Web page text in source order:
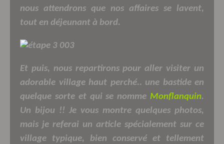
nous attendrons que nos affaires se lavent,
tout en déjeunant à bord.
Et puis, nous repartirons pour aller visiter un
adorable village haut perché.. une bastide en
quelque sorte et qui se nomme Monflanquin.
Un bijou !! Je vous montre quelques photos,
mais je referai un article spécialement sur ce
village typique, bien conservé et tellement